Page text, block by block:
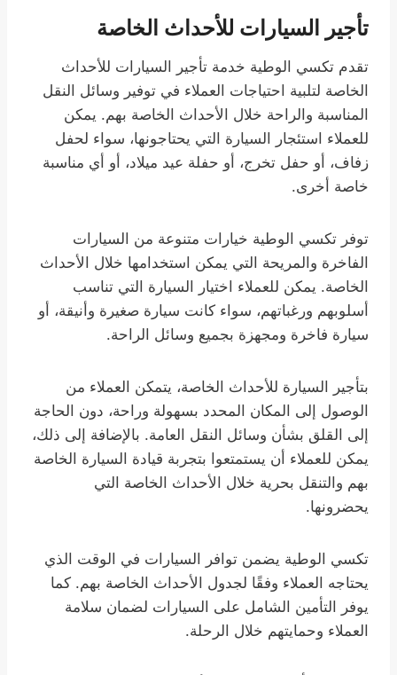
تأجير السيارات للأحداث الخاصة
تقدم تكسي الوطية خدمة تأجير السيارات للأحداث
الخاصة لتلبية احتياجات العملاء في توفير وسائل النقل
المناسبة والراحة خلال الأحداث الخاصة بهم. يمكن
للعملاء استئجار السيارة التي يحتاجونها، سواء لحفل
زفاف، أو حفل تخرج، أو حفلة عيد ميلاد، أو أي مناسبة
خاصة أخرى.
توفر تكسي الوطية خيارات متنوعة من السيارات
الفاخرة والمريحة التي يمكن استخدامها خلال الأحداث
الخاصة. يمكن للعملاء اختيار السيارة التي تناسب
أسلوبهم ورغباتهم، سواء كانت سيارة صغيرة وأنيقة، أو
سيارة فاخرة ومجهزة بجميع وسائل الراحة.
بتأجير السيارة للأحداث الخاصة، يتمكن العملاء من
الوصول إلى المكان المحدد بسهولة وراحة، دون الحاجة
إلى القلق بشأن وسائل النقل العامة. بالإضافة إلى ذلك،
يمكن للعملاء أن يستمتعوا بتجربة قيادة السيارة الخاصة
بهم والتنقل بحرية خلال الأحداث الخاصة التي
يحضرونها.
تكسي الوطية يضمن توافر السيارات في الوقت الذي
يحتاجه العملاء وفقًا لجدول الأحداث الخاصة بهم. كما
يوفر التأمين الشامل على السيارات لضمان سلامة
العملاء وحمايتهم خلال الرحلة.